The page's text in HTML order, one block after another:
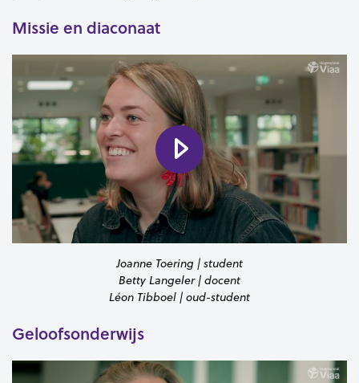
Missie en diaconaat
Joanne Toering | student
Betty Langeler | docent
Léon Tibboel | oud-student
Geloofsonderwijs